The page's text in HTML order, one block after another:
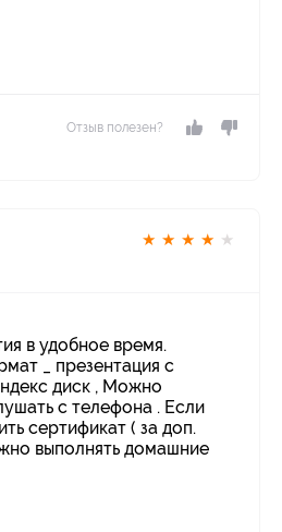
Отзыв полезен?
★ ★ ★ ★ ★
в удобное время.
_ презентация с
диск , Можно
с телефона . Если
сертификат ( за доп.
выполнять домашние